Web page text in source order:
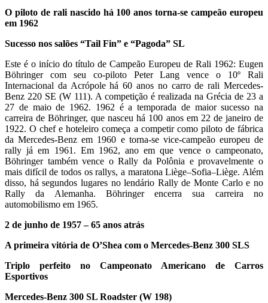
O piloto de rali nascido há 100 anos torna-se campeão europeu
em 1962
Sucesso nos salões “Tail Fin” e “Pagoda” SL
Este é o início do título de Campeão Europeu de Rali 1962: Eugen
Böhringer com seu co-piloto Peter Lang vence o 10º Rali
Internacional da Acrópole há 60 anos no carro de rali Mercedes-
Benz 220 SE (W 111). A competição é realizada na Grécia de 23 a
27 de maio de 1962. 1962 é a temporada de maior sucesso na
carreira de Böhringer, que nasceu há 100 anos em 22 de janeiro de
1922. O chef e hoteleiro começa a competir como piloto de fábrica
da Mercedes-Benz em 1960 e torna-se vice-campeão europeu de
rally já em 1961. Em 1962, ano em que vence o campeonato,
Böhringer também vence o Rally da Polônia e provavelmente o
mais difícil de todos os rallys, a maratona Liège–Sofia–Liège. Além
disso, há segundos lugares no lendário Rally de Monte Carlo e no
Rally da Alemanha. Böhringer encerra sua carreira no
automobilismo em 1965.
2 de junho de 1957 – 65 anos atrás
A primeira vitória de O’Shea com o Mercedes-Benz 300 SLS
Triplo perfeito no Campeonato Americano de Carros
Esportivos
Mercedes-Benz 300 SL Roadster (W 198)